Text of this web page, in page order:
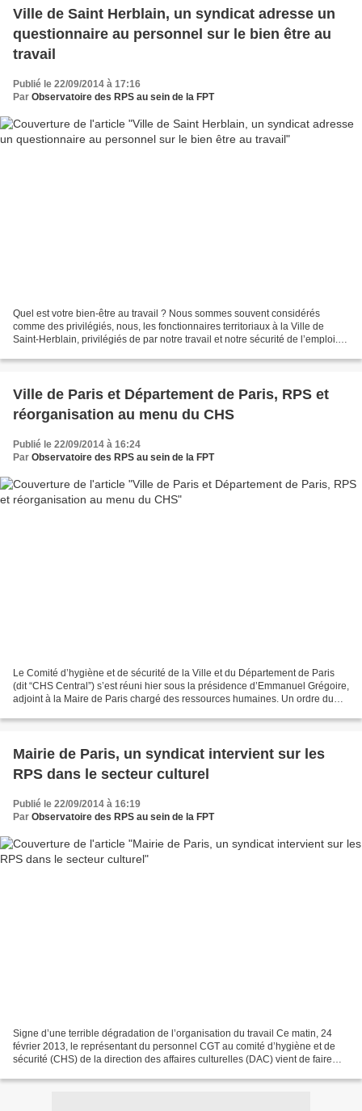
Ville de Saint Herblain, un syndicat adresse un
questionnaire au personnel sur le bien être au
travail
Publié le 22/09/2014 à 17:16
Par Observatoire des RPS au sein de la FPT
Quel est votre bien-être au travail ? Nous sommes souvent considérés
comme des privilégiés, nous, les fonctionnaires territoriaux à la Ville de
Saint-Herblain, privilégiés de par notre travail et notre sécurité de l’emploi.
Ville de Paris et Département de Paris, RPS et
réorganisation au menu du CHS
Publié le 22/09/2014 à 16:24
Par Observatoire des RPS au sein de la FPT
Le Comité d’hygiène et de sécurité de la Ville et du Département de Paris
(dit “CHS Central”) s’est réuni hier sous la présidence d’Emmanuel Grégoire,
adjoint à la Maire de Paris chargé des ressources humaines. Un ordre du
Mairie de Paris, un syndicat intervient sur les
RPS dans le secteur culturel
Publié le 22/09/2014 à 16:19
Par Observatoire des RPS au sein de la FPT
Signe d’une terrible dégradation de l’organisation du travail Ce matin, 24
février 2013, le représentant du personnel CGT au comité d’hygiène et de
sécurité (CHS) de la direction des affaires culturelles (DAC) vient de faire